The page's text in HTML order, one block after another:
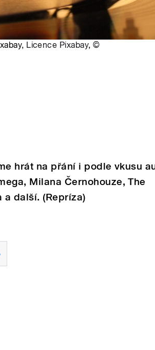
Licence Pixabay,©
hrát na přání i podle vkusu
Milana Černohouze, The
a další. (Repríza)